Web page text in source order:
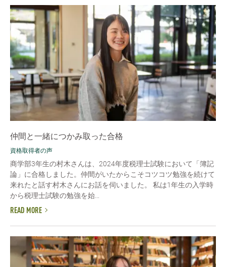
仲間と一緒につかみ取った合格
資格取得者の声
商学部3年生の村木さんは、2024年度税理士試験において「簿記
論」に合格しました。仲間がいたからこそコツコツ勉強を続けて
来れたと話す村木さんにお話を伺いました。 私は1年生の入学時
から税理士試験の勉強を始...
READ MORE